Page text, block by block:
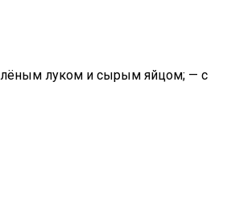
луком и сырым яйцом; — с